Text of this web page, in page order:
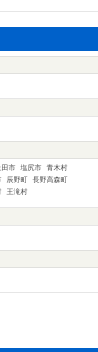
田市 塩尻市
青木村
辰野町
長野高森町
王滝村